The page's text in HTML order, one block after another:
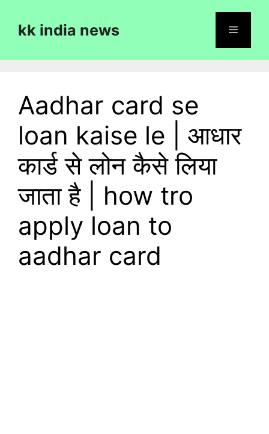
contentkk india news
Aadhar card se
loan kaise le | आधार
कार्ड से लोन कैसे लिया
जाता है | how tro
apply loan to
aadhar card